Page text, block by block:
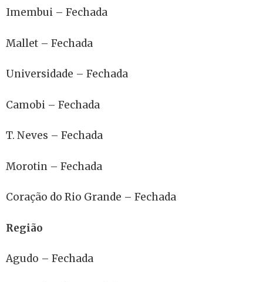
Imembui – Fechada
Mallet – Fechada
Universidade – Fechada
Camobi – Fechada
T. Neves – Fechada
Morotin – Fechada
Coração do Rio Grande – Fechada
Região
Agudo – Fechada